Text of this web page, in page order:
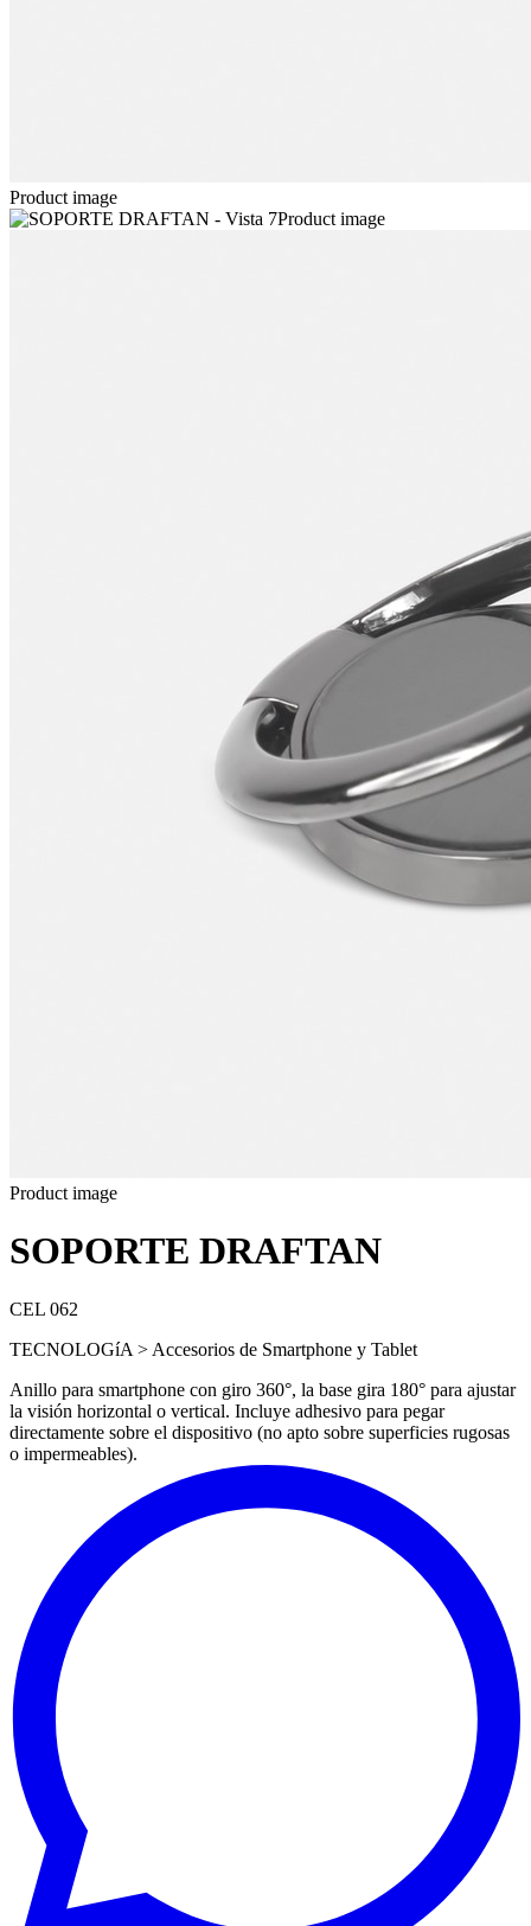
Product image
Product image
Product image
SOPORTE DRAFTAN
CEL 062
TECNOLOGíA > Accesorios de Smartphone y Tablet
Anillo para smartphone con giro 360°, la base gira 180° para ajustar
la visión horizontal o vertical. Incluye adhesivo para pegar
directamente sobre el dispositivo (no apto sobre superficies rugosas
o impermeables).